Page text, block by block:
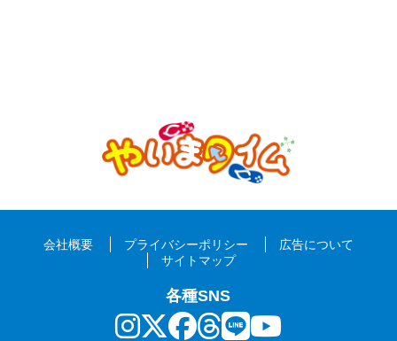
会社概要 プライバシーポリシー
広告について
サイトマップ
各種SNS